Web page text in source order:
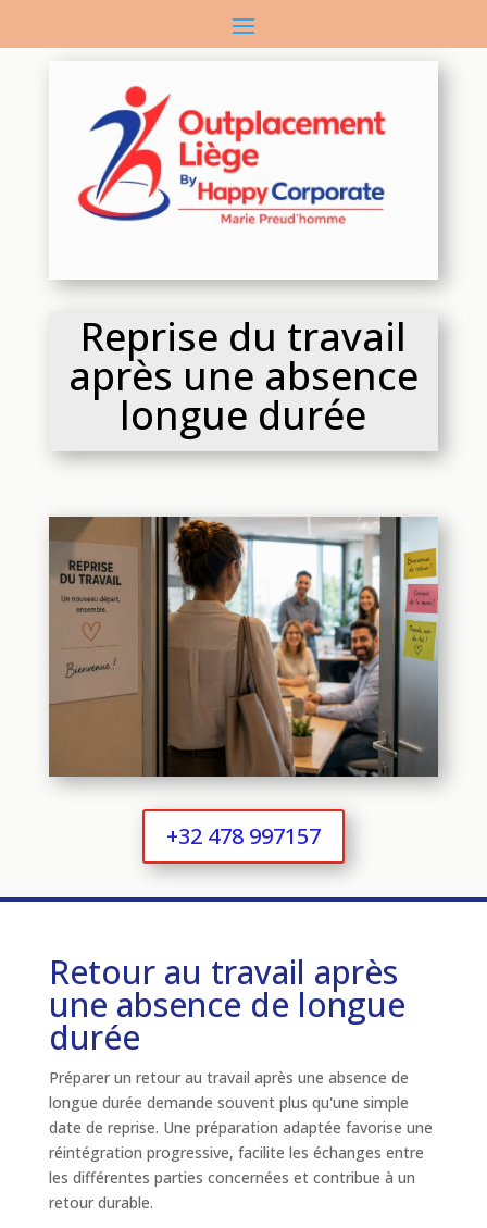
Reprise du travail
après une absence
longue durée
+32 478 997157
Retour au travail après
une absence de longue
durée
Préparer un retour au travail après une absence de
longue durée demande souvent plus qu'une simple
date de reprise. Une préparation adaptée favorise une
réintégration progressive, facilite les échanges entre
les différentes parties concernées et contribue à un
retour durable.